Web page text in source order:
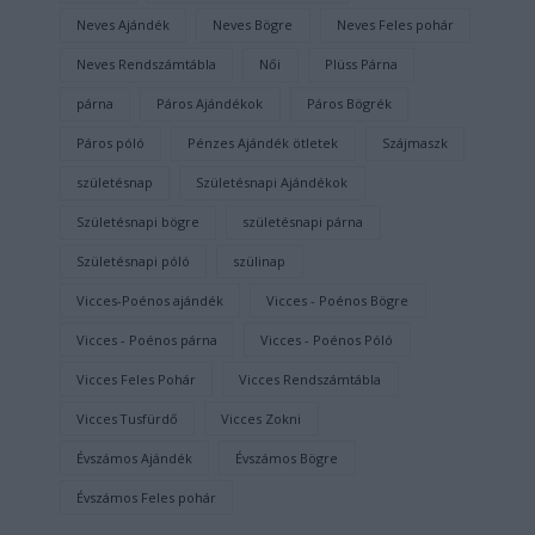
Neves Ajándék Neves Bögre Neves Feles pohár
Neves Rendszámtábla Női Plüss Párna
párna Páros Ajándékok Páros Bögrék
Páros póló Pénzes Ajándék ötletek Szájmaszk
születésnap Születésnapi Ajándékok
Születésnapi bögre születésnapi párna
Születésnapi póló szülinap
Vicces-Poénos ajándék Vicces - Poénos Bögre
Vicces - Poénos párna Vicces - Poénos Póló
Vicces Feles Pohár Vicces Rendszámtábla
Vicces Tusfürdő Vicces Zokni
Évszámos Ajándék Évszámos Bögre
Évszámos Feles pohár